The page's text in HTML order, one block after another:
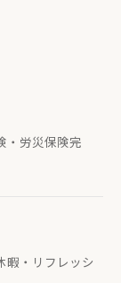
・労災保険完
暇・リフレッシ